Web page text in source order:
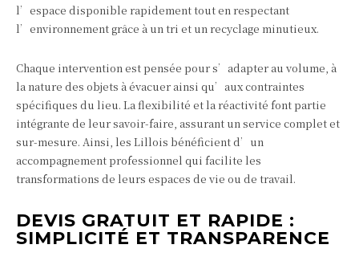
l’espace disponible rapidement tout en respectant
l’environnement grâce à un tri et un recyclage minutieux.
Chaque intervention est pensée pour s’adapter au volume, à
la nature des objets à évacuer ainsi qu’aux contraintes
spécifiques du lieu. La flexibilité et la réactivité font partie
intégrante de leur savoir-faire, assurant un service complet et
sur-mesure. Ainsi, les Lillois bénéficient d’un
accompagnement professionnel qui facilite les
transformations de leurs espaces de vie ou de travail.
DEVIS GRATUIT ET RAPIDE :
SIMPLICITÉ ET TRANSPARENCE